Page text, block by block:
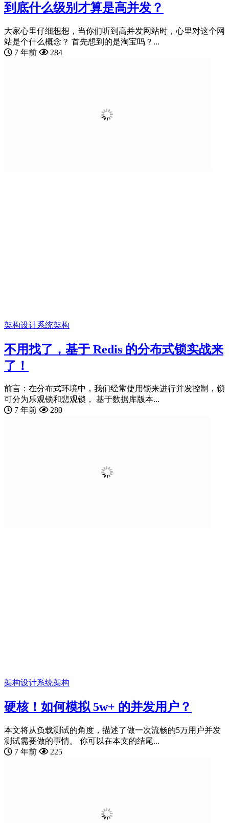
到底什么级别才算是高并发？
大家心里仔细想想，当你们听到高并发网站时，心里对这个网
站是个什么概念？ 首先想到的是淘宝吗？...
7 年前
284
架构设计系统架构
不用找了，基于 Redis 的分布式锁实战来
了！
前言：在分布式环境中，我们经常使用锁来进行并发控制，锁
可分为乐观锁和悲观锁， 基于数据库版本...
7 年前
280
架构设计系统架构
硬核！如何模拟 5w+ 的并发用户？
本文将从负载测试的角度，描述了做一次流畅的5万用户并发
测试需要做的事情。 你可以在本文的结尾...
7 年前
225